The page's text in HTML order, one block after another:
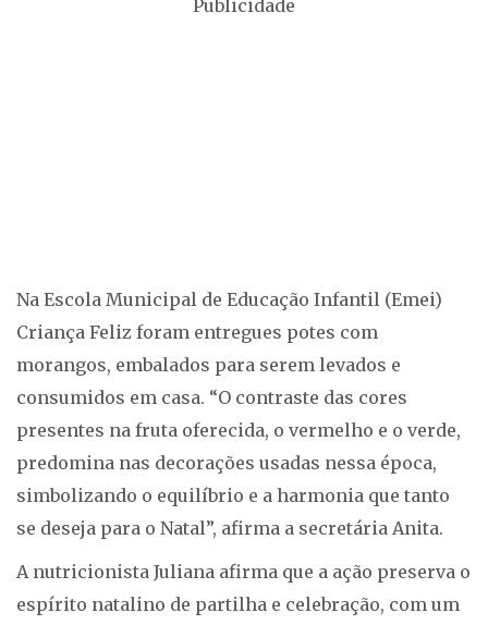
Publicidade
Na Escola Municipal de Educação Infantil (Emei)
Criança Feliz foram entregues potes com
morangos, embalados para serem levados e
consumidos em casa. “O contraste das cores
presentes na fruta oferecida, o vermelho e o verde,
predomina nas decorações usadas nessa época,
simbolizando o equilíbrio e a harmonia que tanto
se deseja para o Natal”, afirma a secretária Anita.
A nutricionista Juliana afirma que a ação preserva o
espírito natalino de partilha e celebração, com um